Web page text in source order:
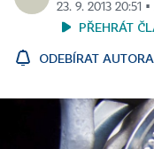
23. 9. 2013 20:51
PŘEHRÁT
ODEBÍRAT AUTORA